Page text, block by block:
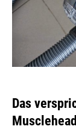
Das
Musclehead